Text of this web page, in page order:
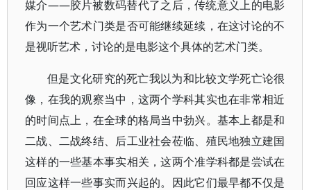
媒介——胶片被数码替代了之后，传统意义上的电影
作为一个艺术门类是否可能继续延续，在这讨论的不
是视听艺术，讨论的是电影这个具体的艺术门类。
但是文化研究的死亡我以为和比较文学死亡论很
像，在我的观察当中，这两个学科其实也在非常相近
的时间点上，在全球的格局当中勃兴。基本上都是和
二战、二战终结、后工业社会莅临、殖民地独立建国
这样的一些基本事实相关，这两个准学科都是尝试在
回应这样一些事实而兴起的。因此它们最早都不仅是